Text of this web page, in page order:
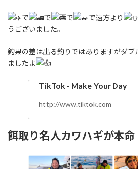
で で で で遠方より
うございました。
釣果の差は出る釣りではありますがダ
ましたよ
TikTok - Make Your Day
http://www.tiktok.com
餌取り名人カワハギが本命